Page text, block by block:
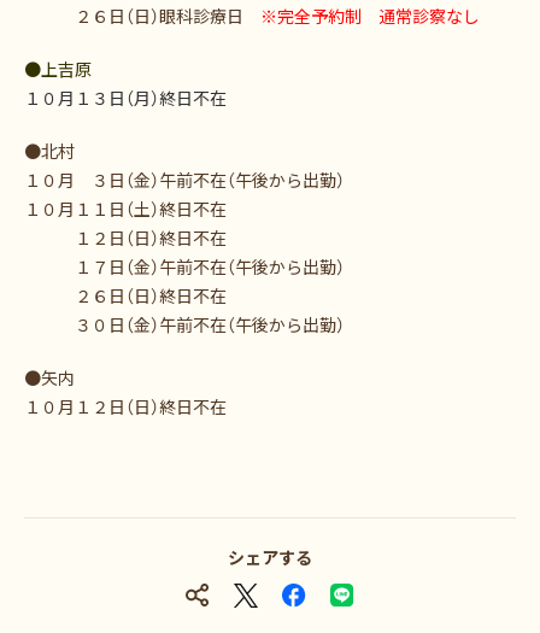
２６日（日）眼科診療日 ※完全予約制 通常診察なし
●上吉原
１０月１３日（月）終日不在
●北村
１０月 ３日（金）午前不在（午後から出勤）
１０月１１日（土）終日不在
１２日（日）終日不在
１７日（金）午前不在（午後から出勤）
２６日（日）終日不在
３０日（金）午前不在（午後から出勤）
●矢内
１０月１２日（日）終日不在
シェアする